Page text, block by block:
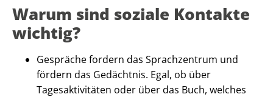
Warum sind soziale Kontakte
wichtig?
Gespräche fordern das Sprachzentrum und
fördern das Gedächtnis. Egal, ob über
Tagesaktivitäten oder über das Buch, welches